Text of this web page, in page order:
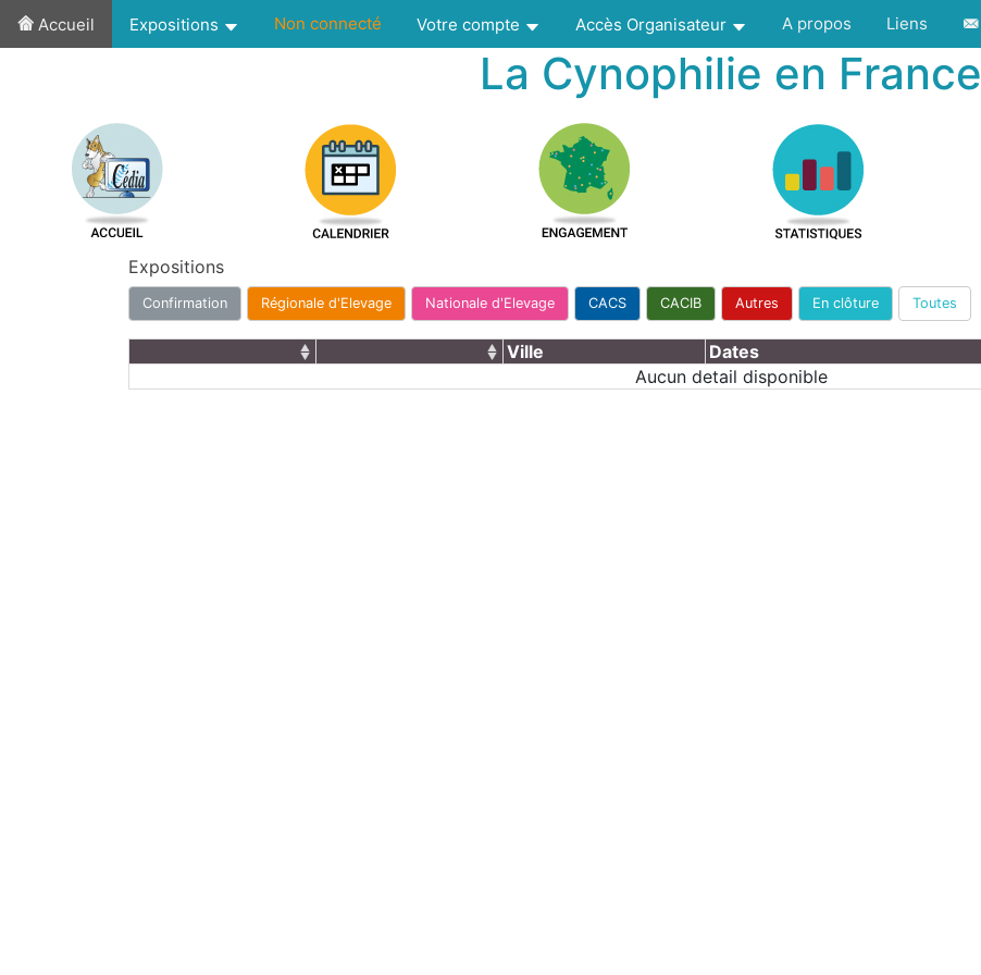
Accueil Expositions Non connecté Votre compte Accès Organisateur A propos Liens
La Cynophilie en France
Expositions
Confirmation Régionale d'Elevage Nationale d'Elevage CACS CACIB Autres En clôture Toutes
Ville Dates
Aucun detail disponible